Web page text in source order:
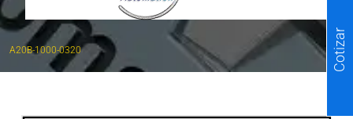
A20B-1000-0320 Cotizar